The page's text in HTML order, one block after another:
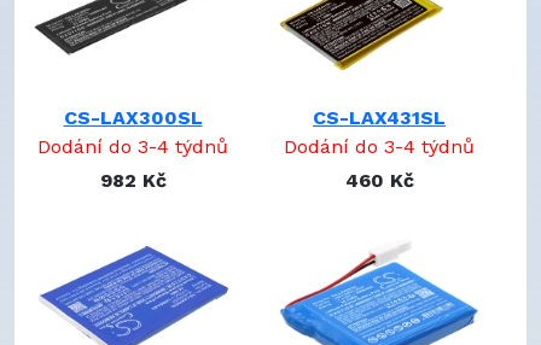
CS-LAX300SL
Dodání do 3-4 týdnů
982 Kč
CS-LAX431SL
Dodání do 3-4 týdnů
460 Kč